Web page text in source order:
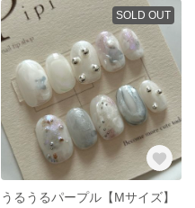
SOLD OUT
うるうるパープル【Mサイズ】